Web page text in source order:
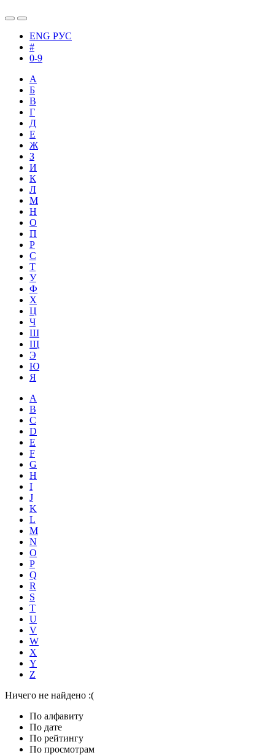
ENG РУС
#
0-9
А
Б
В
Г
Д
Е
Ж
З
И
К
Л
М
Н
О
П
Р
С
Т
У
Ф
Х
Ц
Ч
Ш
Щ
Э
Ю
Я
A
B
C
D
E
F
G
H
I
J
K
L
M
N
O
P
Q
R
S
T
U
V
W
X
Y
Z
Ничего не найдено :(
По алфавиту
По дате
По рейтингу
По просмотрам